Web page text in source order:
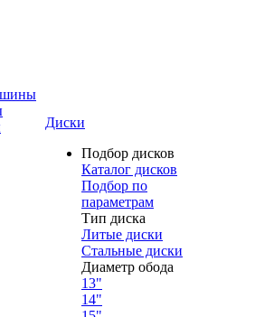
шины
Диски
Подбор дисков
Каталог дисков
Подбор по
параметрам
Тип диска
Литые диски
Стальные диски
Диаметр обода
13"
14"